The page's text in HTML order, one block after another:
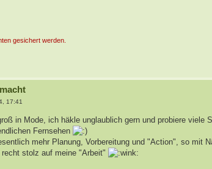
gesichert werden.
17:41
in Mode, ich häkle unglaublich gern und probiere
Fernsehen
mehr Planung, Vorbereitung und "Action", so
stolz auf meine "Arbeit"